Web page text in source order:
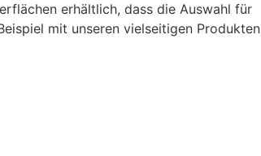
erhältlich, dass die Auswahl für
mit unseren vielseitigen Produkten